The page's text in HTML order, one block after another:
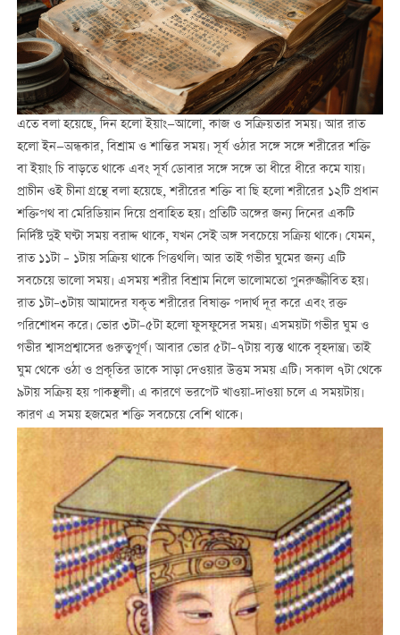
এতে বলা হয়েছে, দিন হলো ইয়াং—আলো, কাজ ও সক্রিয়তার সময়। আর রাত
হলো ইন—অন্ধকার, বিশ্রাম ও শান্তির সময়। সূর্য ওঠার সঙ্গে সঙ্গে শরীরের শক্তি
বা ইয়াং চি বাড়তে থাকে এবং সূর্য ডোবার সঙ্গে সঙ্গে তা ধীরে ধীরে কমে যায়।
প্রাচীন ওই চীনা গ্রন্থে বলা হয়েছে, শরীরের শক্তি বা ছি হলো শরীরের ১২টি প্রধান
শক্তিপথ বা মেরিডিয়ান দিয়ে প্রবাহিত হয়। প্রতিটি অঙ্গের জন্য দিনের একটি
নির্দিষ্ট দুই ঘণ্টা সময় বরাদ্দ থাকে, যখন সেই অঙ্গ সবচেয়ে সক্রিয় থাকে। যেমন,
রাত ১১টা – ১টায় সক্রিয় থাকে পিত্তথলি। আর তাই গভীর ঘুমের জন্য এটি
সবচেয়ে ভালো সময়। এসময় শরীর বিশ্রাম নিলে ভালোমতো পুনরুজ্জীবিত হয়।
রাত ১টা–৩টায় আমাদের যকৃত শরীরের বিষাক্ত পদার্থ দূর করে এবং রক্ত
পরিশোধন করে। ভোর ৩টা–৫টা হলো ফুসফুসের সময়। এসময়টা গভীর ঘুম ও
গভীর শ্বাসপ্রশ্বাসের গুরুত্বপূর্ণ। আবার ভোর ৫টা–৭টায় ব্যস্ত থাকে বৃহদান্ত্র। তাই
ঘুম থেকে ওঠা ও প্রকৃতির ডাকে সাড়া দেওয়ার উত্তম সময় এটি। সকাল ৭টা থেকে
৯টায় সক্রিয় হয় পাকস্থলী। এ কারণে ভরপেট খাওয়া-দাওয়া চলে এ সময়টায়।
কারণ এ সময় হজমের শক্তি সবচেয়ে বেশি থাকে।